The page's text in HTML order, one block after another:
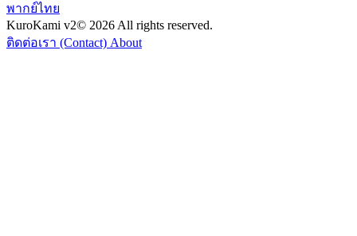
พากย์ไทย
KuroKami v2© 2026 All rights reserved.
ติดต่อเรา (Contact) About